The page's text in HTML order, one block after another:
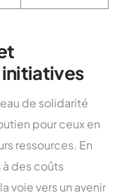
de solidarité
pour ceux en
ressources. En
à des coûts
voie vers un avenir